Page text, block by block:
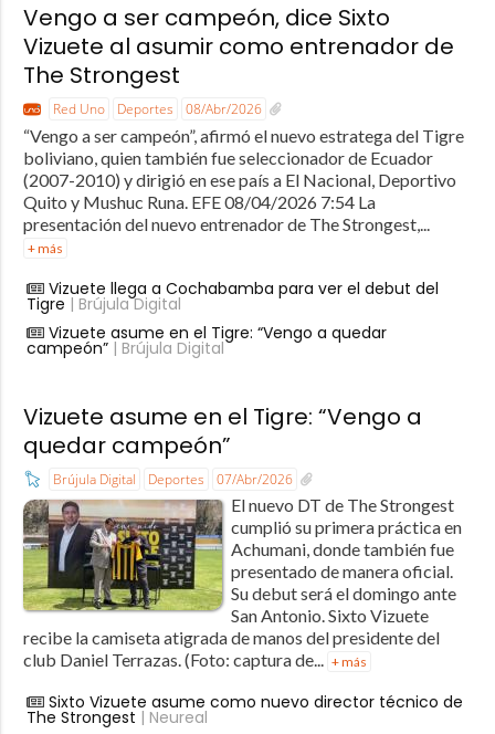
Vengo a ser campeón, dice Sixto
Vizuete al asumir como entrenador de
The Strongest
Red Uno Deportes 08/Abr/2026
“Vengo a ser campeón”, afirmó el nuevo estratega del Tigre
boliviano, quien también fue seleccionador de Ecuador
(2007-2010) y dirigió en ese país a El Nacional, Deportivo
Quito y Mushuc Runa. EFE 08/04/2026 7:54 La
presentación del nuevo entrenador de The Strongest,...
+ más
Vizuete llega a Cochabamba para ver el debut del
Tigre | Brújula Digital
Vizuete asume en el Tigre: “Vengo a quedar
campeón”| Brújula Digital
Vizuete asume en el Tigre: “Vengo a
quedar campeón”
Brújula Digital Deportes 07/Abr/2026
El nuevo DT de The Strongest
cumplió su primera práctica en
Achumani, donde también fue
presentado de manera oficial.
Su debut será el domingo ante
San Antonio. Sixto Vizuete
recibe la camiseta atigrada de manos del presidente del
club Daniel Terrazas. (Foto: captura de... + más
Sixto Vizuete asume como nuevo director técnico de
The Strongest | Neureal